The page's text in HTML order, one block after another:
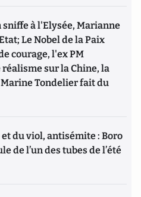
sniffe à l'Elysée, Marianne
Le Nobel de la Paix
courage, l'ex PM
sur la Chine, la
Tondelier fait du
du viol, antisémite : Boro
de l’un des tubes de l’été